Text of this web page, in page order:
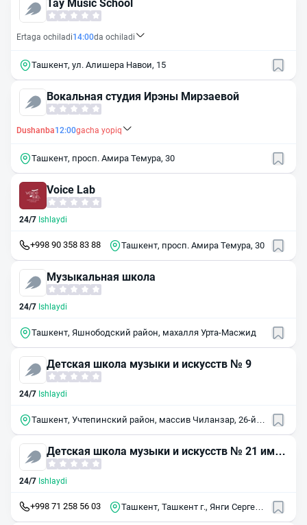
Tay Music School
Ertaga ochiladi14:00da ochiladi
Ташкент, ул. Алишера Навои, 15
Вокальная студия Ирэны Мирзаевой
Dushanba12:00gacha yopiq
Ташкент, просп. Амира Темура, 30
Voice Lab
24/7 Ishlaydi
+998 90 358 83 88 Ташкент, просп. Амира Темура, 30
Музыкальная школа
24/7 Ishlaydi
Ташкент, Яшнободский район, махалля Урта-Масжид
Детская школа музыки и искусств № 9
24/7 Ishlaydi
Ташкент, Учтепинский район, массив Чиланзар, 26-й
Детская школа музыки и искусств № 21 им.
б. иноятова
24/7 Ishlaydi
+998 71 258 56 03
Ташкент, Ташкент г., Янги Сергели